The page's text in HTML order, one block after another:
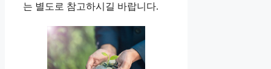
는 별도로 참고하시길 바랍니다.